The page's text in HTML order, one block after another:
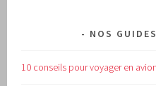
NOS
10 conseils pour voyager en